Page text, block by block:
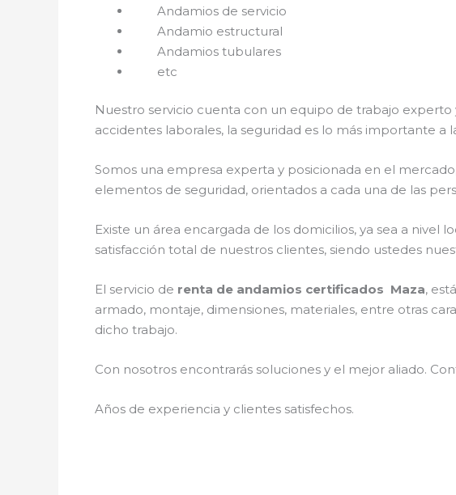
Andamios de servicio
Andamio estructural
Andamios tubulares
etc
Nuestro servicio cuenta con un equipo de trabajo
accidentes laborales, la seguridad es lo más importante
Somos una empresa experta y posicionada en el
elementos de seguridad, orientados a cada una de las
Existe un área encargada de los domicilios, ya sea a
satisfacción total de nuestros clientes, siendo ustedes
El servicio de renta de andamios certificados Maza,
armado, montaje, dimensiones, materiales, entre otras
dicho trabajo.
Con nosotros encontrarás soluciones y el mejor aliado.
Años de experiencia y clientes satisfechos.